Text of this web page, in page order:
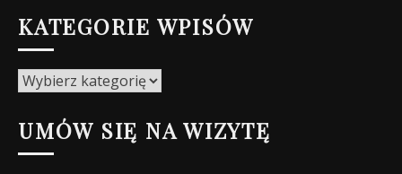
KATEGORIE WPISÓW
Kategorie
UMÓW SIĘ NA WIZYTĘ